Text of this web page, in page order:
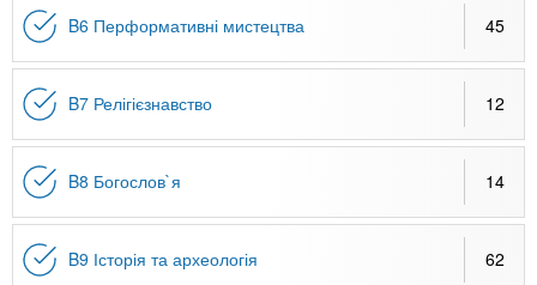
B6 Перформативні мистецтва 45
B7 Релігієзнавство 12
B8 Богослов`я 14
B9 Історія та археологія 62